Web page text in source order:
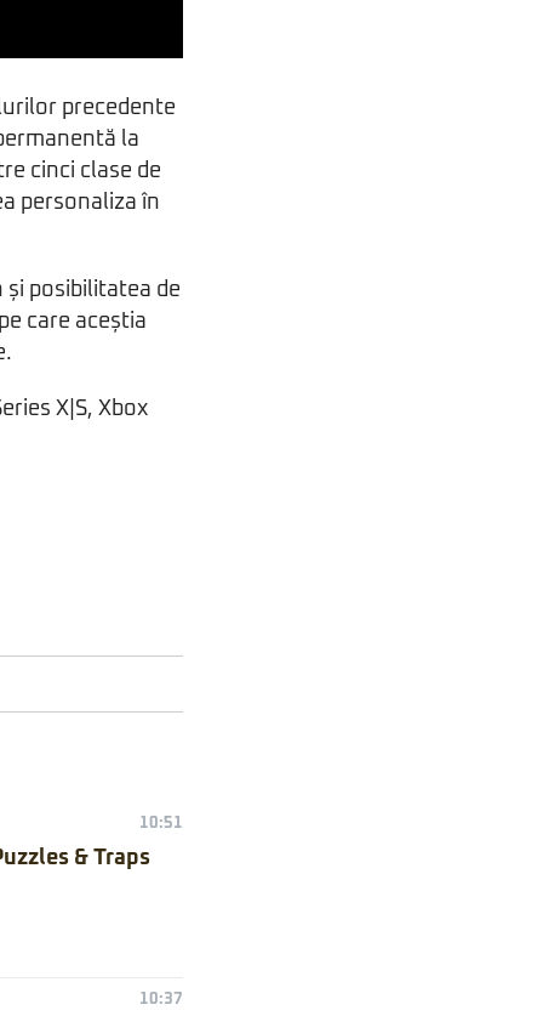
precedente
la
cinci clase de
personaliza în
posibilitatea de
care aceștia
X|S, Xbox
10:51
& Traps
10:37